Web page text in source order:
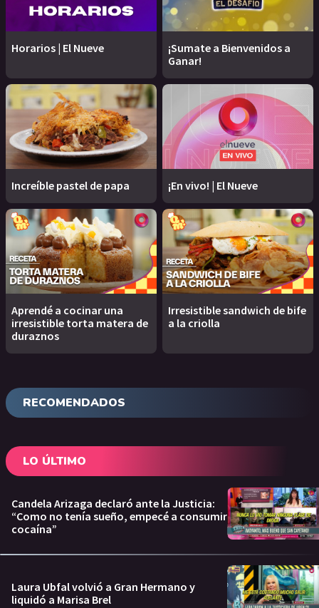
Horarios | El Nueve
¡Sumate a Bienvenidos a
Ganar!
Increíble pastel de papa ¡En vivo! | El Nueve
Aprendé a cocinar una
irresistible torta matera de
duraznos
Irresistible sandwich de bife
a la criolla
RECOMENDADOS
LO ÚLTIMO
Candela Arizaga declaró ante la Justicia:
“Como no tenía sueño, empecé a consumir
cocaína”
Laura Ubfal volvió a Gran Hermano y
liquidó a Marisa Brel